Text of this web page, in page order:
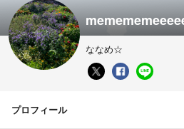
ななめ☆
プロフィール